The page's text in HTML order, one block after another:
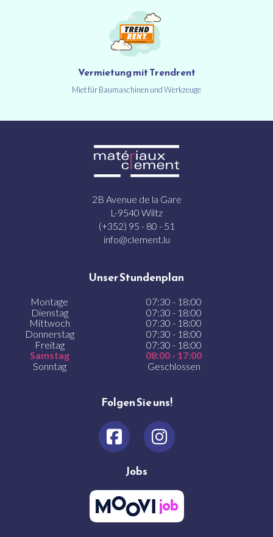
Vermietung mit Trendrent
Miet für Baumaschinen und Werkzeuge
2B Avenue de la Gare
L-9540 Wiltz
(+352) 95 - 80 - 51
info@clement.lu
Unser Stundenplan
Montage
07:30 - 18:00
Dienstag
07:30 - 18:00
Mittwoch
07:30 - 18:00
Donnerstag
07:30 - 18:00
Freitag
07:30 - 18:00
Samstag
08:00 - 17:00
Sonntag
Geschlossen
Folgen Sie uns!
Jobs